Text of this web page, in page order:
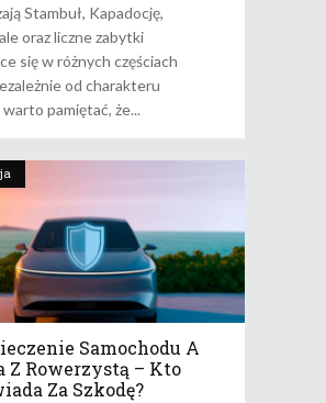
Stambuł, Kapadocję,
oraz liczne zabytki
się w różnych częściach
od charakteru
pamiętać, że
Samochodu A
Z Rowerzystą – Kto
Za Szkodę?